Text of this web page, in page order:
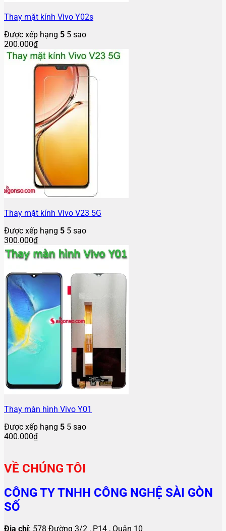
Thay mặt kính Vivo Y02s
Được xếp hạng 5 5 sao
200.000₫
Thay mặt kính Vivo V23 5G
Được xếp hạng 5 5 sao
300.000₫
Thay màn hình Vivo Y01
Được xếp hạng 5 5 sao
400.000₫
VỀ CHÚNG TÔI
CÔNG TY TNHH CÔNG NGHỆ SÀI GÒN
SỐ
Địa chỉ: 578 Đường 3/2 , P14 , Quận 10